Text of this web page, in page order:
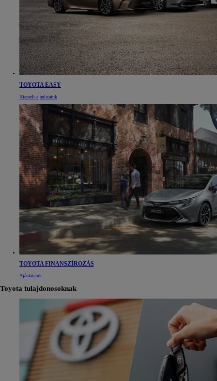
TOYOTA EASY
Kiemelt ajánlataink
TOYOTA FINANSZÍROZÁS
Ajánlataink
Toyota tulajdonosoknak